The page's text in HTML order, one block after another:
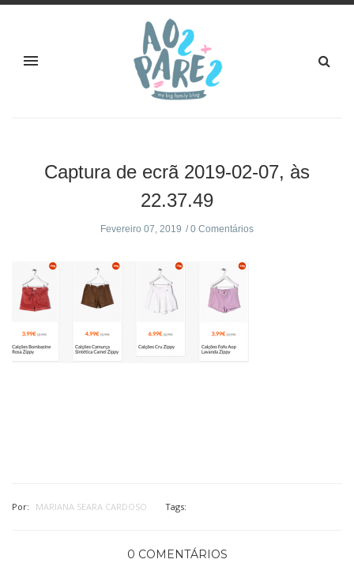
Captura de ecrã 2019-02-07, às
22.37.49
Fevereiro 07, 2019 0 Comentários
Por: MARIANA SEARA CARDOSO Tags:
0 COMENTÁRIOS